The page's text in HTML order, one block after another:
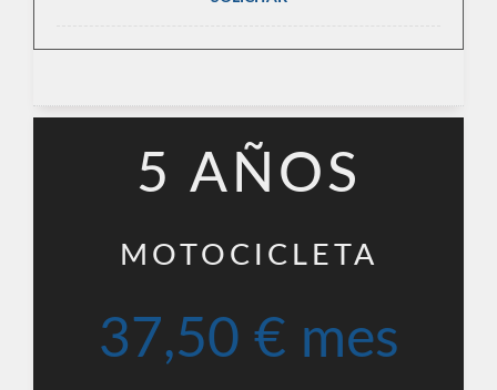
5 AÑOS
MOTOCICLETA
37,50 € mes